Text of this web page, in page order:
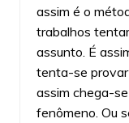
assim é o
trabalhos
assunto. É
tenta-se provar
assim chega-
fenômeno. Ou